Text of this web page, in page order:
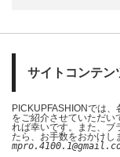
サイトコンテン
PICKUPFASHIONでは
をご紹介させていただい
れば幸いです。また、ブ
たら、お手数をおかけし